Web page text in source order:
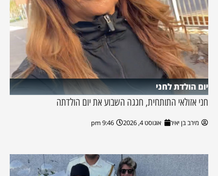
יום הולדת לחני
חני אזולאי התותחית, חגגה השבוע את יום הולדתה
מירב בן יאיר אוגוסט 4, 2026 9:46 pm